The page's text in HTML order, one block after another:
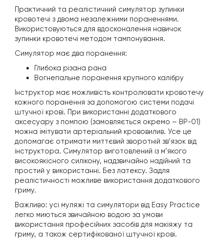
Практичний та реалістичний симулятор зупинки
кровотечі з двома незалежними пораненнями.
Використовуються для вдосконалення навичок
зупинки кровотечі методом тампонування.
Симулятор має два поранення:
Глибока різана рана
Вогнепальне поранення крупного калібру
Інструктор має можливість контролювати кровотечу
кожного поранення за допомогою системи подачі
штучної крові. При використанні додаткового
аксесуару з помпою (замовляється окремо – BP-01)
можна імітувати артеріальний крововилив. Усе це
допомагає отримати миттєвий зворотній зв’язок від
інструктора. Симулятор виготовлений із м’якого
високоякісного силікону, надзвичайно надійний та
простий у використанні. Без латексу. Задля
реалістичності можливе використання додаткового
гриму.
Важливо: усі муляжі та симулятори від Easy Practice
легко миються звичайною водою за умови
використання професійних засобів для макіяжу та
гриму, а також сертифікованої штучної крові.